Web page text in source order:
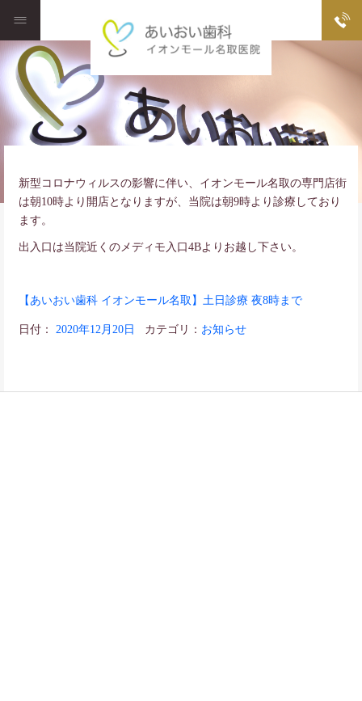
新型コロナウィルスの影響に伴い、イオンモール名取の専門店街
は朝10時より開店となりますが、当院は朝9時より診療しており
ます。
出入口は当院近くのメディモ入口4Bよりお越し下さい。
【あいおい歯科 イオンモール名取】土日診療 夜8時まで
日付： 2020年12月20日 カテゴリ： お知らせ